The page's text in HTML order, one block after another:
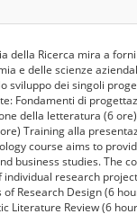
della Ricerca mira
e delle scienze
sviluppo dei singoli
Fondamenti di
della letteratura (6
Training alla
course aims to
business studies. The
research
Research Design (6
Literature Review (6